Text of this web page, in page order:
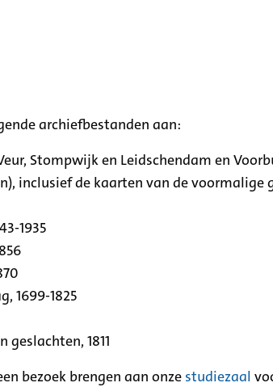
archiefbestanden aan:
Stompwijk en Leidschendam en
inclusief de kaarten van de voormalige
1935
1699-1825
1811
bezoek brengen aan onze studiezaal